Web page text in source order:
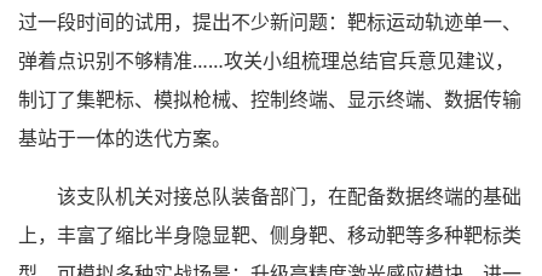
过一段时间的试用，提出不少新问题：靶标运动轨迹单一、
弹着点识别不够精准……攻关小组梳理总结官兵意见建议，
制订了集靶标、模拟枪械、控制终端、显示终端、数据传输
基站于一体的迭代方案。
该支队机关对接总队装备部门，在配备数据终端的基础
上，丰富了缩比半身隐显靶、侧身靶、移动靶等多种靶标类